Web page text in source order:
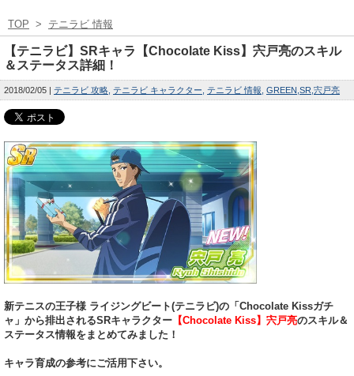
TOP > テニラビ 情報
【テニラビ】SRキャラ【Chocolate Kiss】宍戸亮のスキル
＆ステータス詳細！
2018/02/05 テニラビ 攻略 テニラビ キャラクター テニラビ 情報 GREEN SR 宍戸亮
新テニスの王子様 ライジングビート(テニラビ)の「Chocolate Kissガチ
ャ」から排出されるSRキャラクター 【Chocolate Kiss】宍戸亮のスキル＆
ステータス情報をまとめてみました！
キャラ育成の参考にご活用下さい。